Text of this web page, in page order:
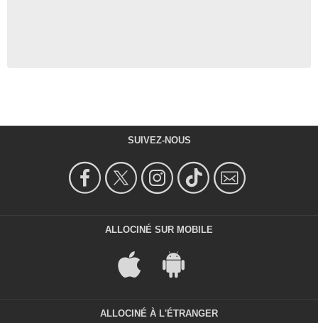
SUIVEZ-NOUS
ALLOCINÉ SUR MOBILE
ALLOCINÉ À L'ÉTRANGER